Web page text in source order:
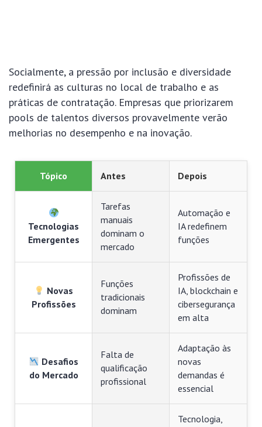
Socialmente, a pressão por inclusão e diversidade
redefinirá as culturas no local de trabalho e as
práticas de contratação. Empresas que priorizarem
pools de talentos diversos provavelmente verão
melhorias no desempenho e na inovação.
Tópico Antes Depois
Tecnologias
Emergentes
Tarefas
manuais
dominam o
mercado
Automação e
IA redefinem
funções
Novas
Profissões
Funções
tradicionais
dominam
Profissões de
IA, blockchain e
cibersegurança
em alta
Desafios
do Mercado
Falta de
qualificação
profissional
Adaptação às
novas
demandas é
essencial
Tecnologia,